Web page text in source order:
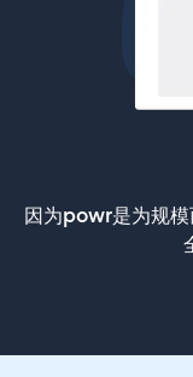
因为powr是为规